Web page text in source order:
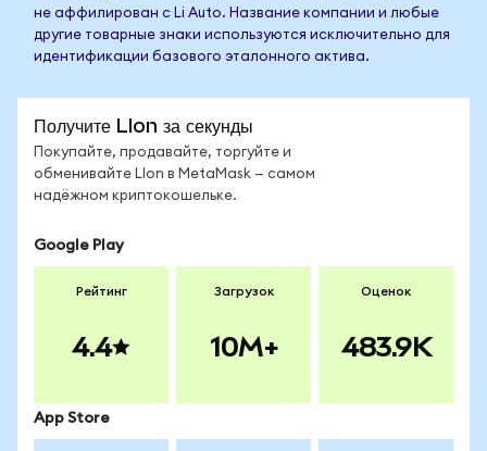
не аффилирован с Li Auto. Название компании и любые
другие товарные знаки используются исключительно для
идентификации базового эталонного актива.
Получите LIon за секунды
Покупайте, продавайте, торгуйте и
обменивайте LIon в MetaMask — самом
надёжном криптокошельке.
Google Play
Рейтинг
4.4
Загрузок
10M+
Оценок
483.9K
App Store